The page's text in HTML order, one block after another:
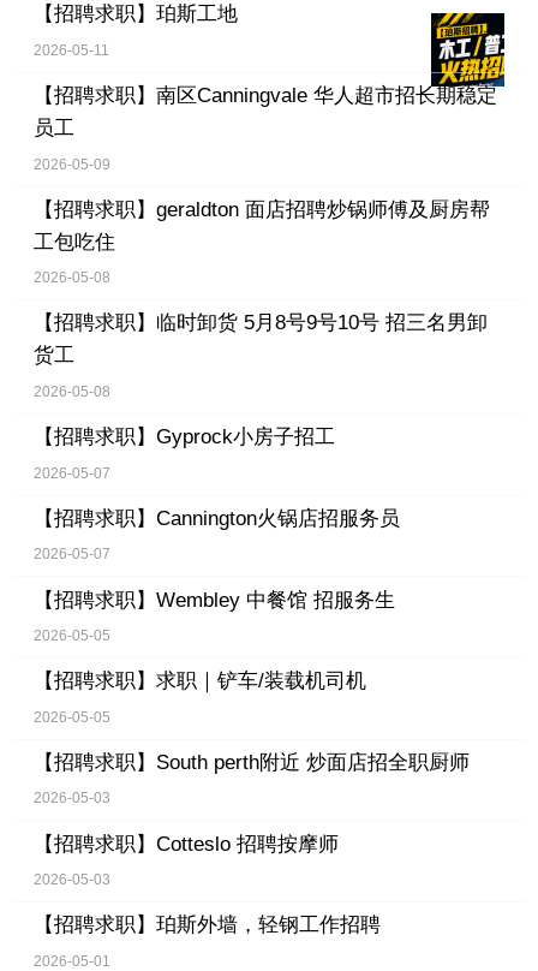
【招聘求职】 珀斯工地
2026-05-11
【招聘求职】 南区Canningvale 华人超市招长期稳定
员工
2026-05-09
【招聘求职】 geraldton 面店招聘炒锅师傅及厨房帮
工包吃住
2026-05-08
【招聘求职】 临时卸货 5月8号9号10号 招三名男卸
货工
2026-05-08
【招聘求职】 Gyprock小房子招工
2026-05-07
【招聘求职】 Cannington火锅店招服务员
2026-05-07
【招聘求职】 Wembley 中餐馆 招服务生
2026-05-05
【招聘求职】 求职｜铲车/装载机司机
2026-05-05
【招聘求职】 South perth附近 炒面店招全职厨师
2026-05-03
【招聘求职】 Cotteslo 招聘按摩师
2026-05-03
【招聘求职】 珀斯外墙，轻钢工作招聘
2026-05-01